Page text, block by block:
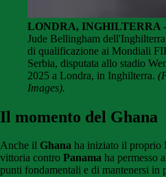
LONDRA, INGHILTERRA
Jude Bellingham
di qualificazione ai Mondiali
Serbia, disputata allo stadio
2025 a Londra, in Inghilterra.
Images).
Il momento del Ghana
Anche il Ghana ha iniziato il proprio
vittoria contro Panama ha permesso
punti fondamentali e di mantenersi in